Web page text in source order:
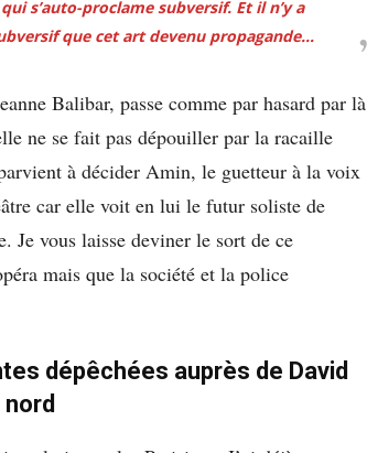
s’auto-proclame subversif. Et il n’y a
que cet art devenu propagande…
Balibar, passe comme par hasard par là
ne se fait pas dépouiller par la racaille
à décider Amin, le guetteur à la voix
car elle voit en lui le futur soliste de
Je vous laisse deviner le sort de ce
mais que la société et la police
dépêchées auprès de David